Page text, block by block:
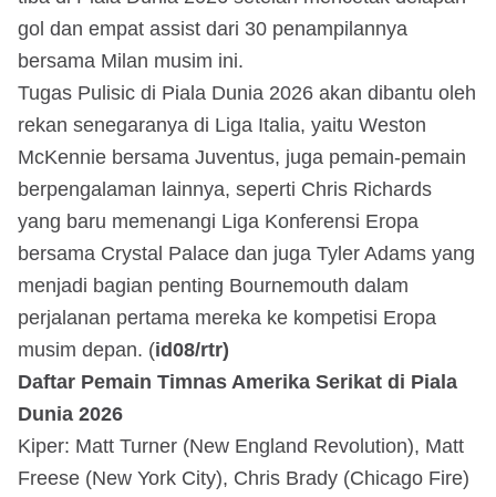
gol dan empat assist dari 30 penampilannya
bersama Milan musim ini.
Tugas Pulisic di Piala Dunia 2026 akan dibantu oleh
rekan senegaranya di Liga Italia, yaitu Weston
McKennie bersama Juventus, juga pemain-pemain
berpengalaman lainnya, seperti Chris Richards
yang baru memenangi Liga Konferensi Eropa
bersama Crystal Palace dan juga Tyler Adams yang
menjadi bagian penting Bournemouth dalam
perjalanan pertama mereka ke kompetisi Eropa
musim depan. (id08/rtr)
Daftar Pemain Timnas Amerika Serikat di Piala
Dunia 2026
Kiper: Matt Turner (New England Revolution), Matt
Freese (New York City), Chris Brady (Chicago Fire)